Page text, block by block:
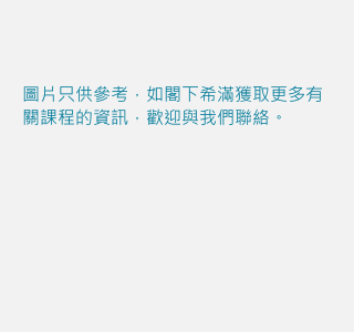
圖片只供參考，如閣下希滿獲取更多有
關課程的資訊，歡迎與我們聯絡。